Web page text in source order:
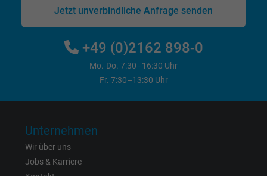
Facebook Ireland Ltd.
Cookie von Facebook für Website-Analyse,
Anzeigenausrichtung und
Anbieter
Laufzeit
Jetzt unverbindliche Anfrage senden
+49 (0)2162 898-0
Mo.-Do. 7:30–16:30 Uhr
Fr. 7:30–13:30 Uhr
Unternehmen
Wir über uns
Jobs & Karriere